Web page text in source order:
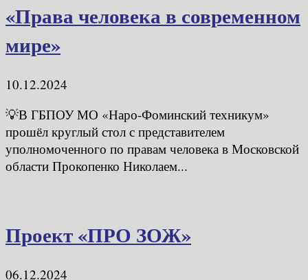
«Права человека в современном
мире»
10.12.2024
💡В ГБПОУ МО «Наро-Фоминский техникум»
прошёл круглый стол с представителем
уполномоченного по правам человека в Московской
области Прокопенко Николаем...
Проект «ПРО ЗОЖ»
06.12.2024